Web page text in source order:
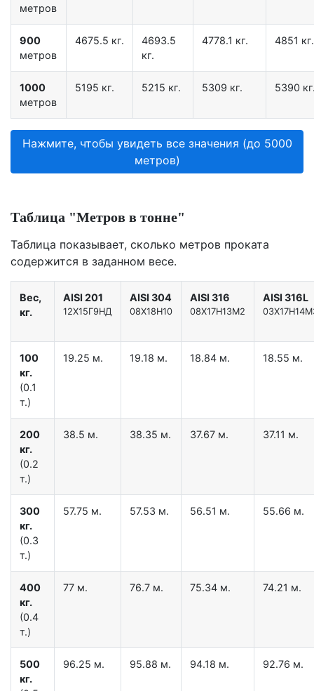
метров
900
метров
4675.5 кг.
4693.5
кг.
4778.1 кг. 4851 кг.
1000
метров
5195 кг. 5215 кг. 5309 кг. 5390
Нажмите, чтобы увидеть все значения (до 5000
метров)
Таблица "Метров в тонне"
Таблица показывает, сколько метров проката
содержится в заданном весе.
Вес,
кг.
AISI 201
12X15Г9НД
AISI 304
08Х18Н10
AISI 316
08Х17Н13М2
AISI 316L
100
кг.
(0.1
т.)
19.25 м. 19.18 м. 18.84 м. 18.55 м.
200
кг.
(0.2
т.)
38.5 м. 38.35 м. 37.67 м. 37.11 м.
300
кг.
(0.3
т.)
57.75 м. 57.53 м. 56.51 м. 55.66 м.
400
кг.
(0.4
т.)
77 м. 76.7 м. 75.34 м. 74.21 м.
500
кг.
96.25 м. 95.88 м. 94.18 м. 92.76 м.